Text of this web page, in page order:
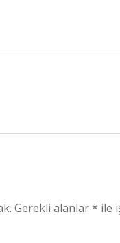
Gerekli alanlar* ile